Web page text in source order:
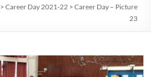
>Career Day 2021-22 >Career Day – Picture
23